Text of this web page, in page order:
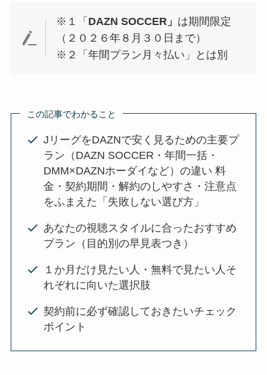
※１「 DAZN SOCCER」 は期間限定
（２０２６年８月３０日まで）
※２「年間プラン月々払い」とは別
この記事でわかること
JリーグをDAZNで安く見るための主要プ
ラン（DAZN SOCCER・年間一括・
DMM×DAZNホーダイなど）の違い 料
金・契約期間・解約のしやすさ・注意点
をふまえた「失敗しない選び方」
あなたの視聴スタイルに合ったおすすめ
プラン（目的別の早見表つき）
１か月だけ見たい人・無料で見たい人そ
れぞれに向いた選択肢
契約前に必ず確認しておきたいチェック
ポイント